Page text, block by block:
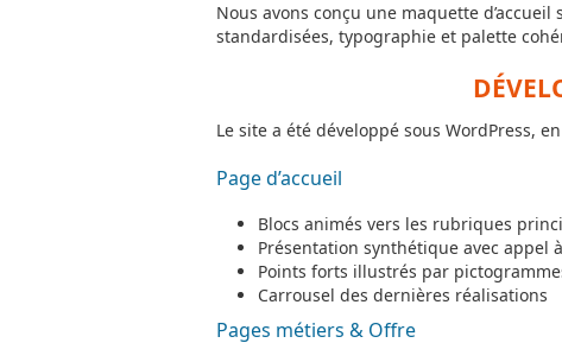
Nous avons conçu une maquette
standardisées, typographie et palette
Le site a été développé sous WordPress,
Page d’accueil
Blocs animés vers les rubriques
Présentation synthétique avec appel à
Points forts illustrés par
Carrousel des dernières réalisations
Pages métiers & Offre